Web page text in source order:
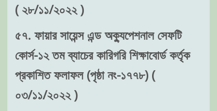
( ২৮/১১/২০২২ )
৫৭. ফায়ার সায়েন্স এন্ড অক্যুপেশনাল সেফটি
কোর্স-১২ তম ব্যাচের কারিগরি শিক্ষাবোর্ড কর্তৃক
প্রকাশিত ফলাফল (পৃষ্ঠা নং-১৭৭৮) (
০৩/১১/২০২২ )